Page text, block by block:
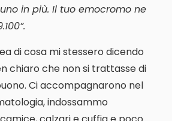
in più. Il tuo emocromo ne
di cosa mi stessero dicendo
chiaro che non si trattasse di
Ci accompagnarono nel
indossammo